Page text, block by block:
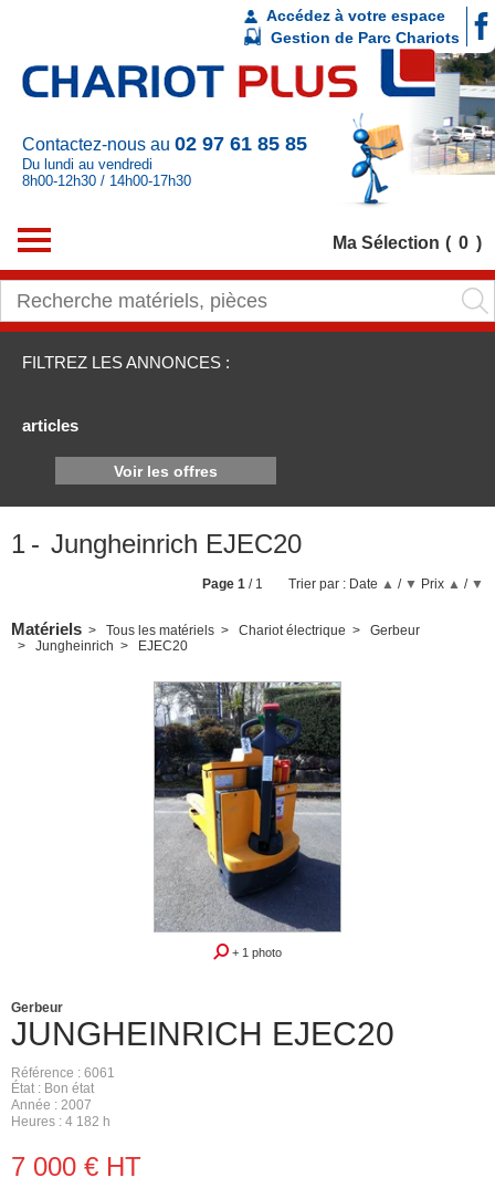
Contactez-nous au 02 97 61 85 85
Du lundi au vendredi
8h00-12h30 / 14h00-17h30
Accédez à votre espace
Gestion de Parc Chariots
Ma Sélection 0
FILTREZ LES ANNONCES :
articles
Voir les offres
Matériels Tous les matériels Chariot électrique
Gerbeur
Jungheinrich
EJEC20
1 Jungheinrich EJEC20
Trier par : Date ▲ / ▼ Prix ▲ / ▼
Page 1 / 1
+ 1 photo
JUNGHEINRICH EJEC20
Gerbeur
Référence
6061
État
Bon état
Année
2007
Heures
4 182 h
7 000 € HT